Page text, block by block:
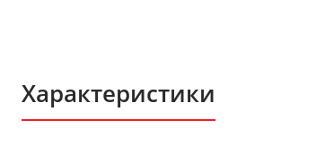
Характеристики